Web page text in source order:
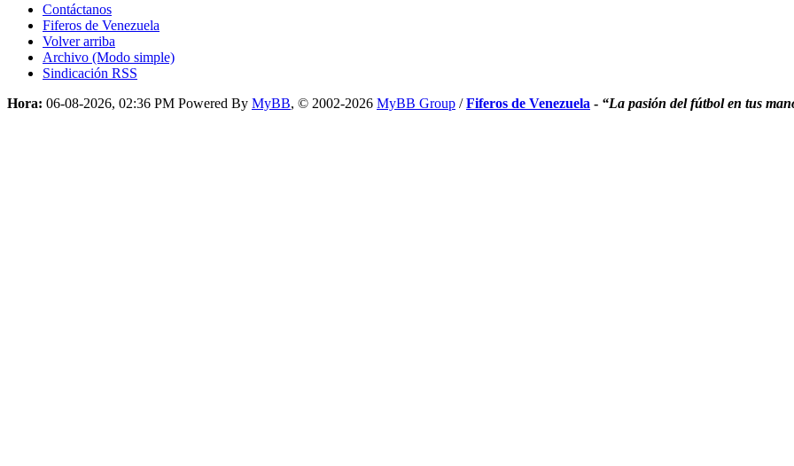
Contáctanos
Fiferos de Venezuela
Volver arriba
Archivo (Modo simple)
Sindicación RSS
Hora: 06-08-2026, 02:36 PM Powered By MyBB, © 2002-2026 MyBB Group /Fiferos de Venezuela - “La pasión del fútbol en tus